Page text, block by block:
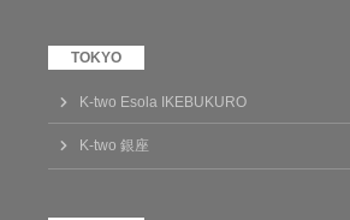
K-two Esola IKEBUKURO
K-two 銀座